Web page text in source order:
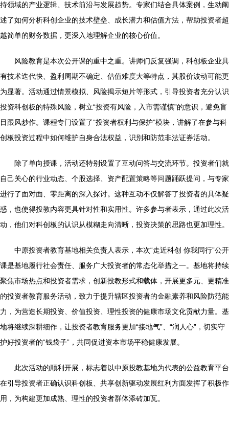
持领域的产业逻辑、技术前沿与发展趋势。专家们结合具体案例，生动阐
述了如何分析科创企业的技术壁垒、成长潜力和估值方法，帮助投资者超
越简单的财务数据，更深入地理解企业的核心价值。
风险教育是本次公开课的重中之重。讲师们反复强调，科创板企业具
有技术迭代快、盈利周期不确定、估值难度大等特点，其股价波动可能更
为显著。活动通过情景模拟、风险揭示短片等形式，引导投资者充分认识
投资科创板的特殊风险，树立“投资有风险，入市需谨慎”的意识，避免盲
目跟风炒作。课程专门设置了“投资者权利与保护”模块，讲解了在参与科
创板投资过程中如何维护自身合法权益，识别和防范非法证券活动。
除了单向授课，活动还特别设置了互动问答与交流环节。投资者们就
自己关心的行业动态、个股选择、资产配置策略等问题踊跃提问，与专家
进行了面对面、零距离的深入探讨。这种互动不仅解答了投资者的具体疑
惑，也使得投教内容更具针对性和实用性。许多参与者表示，通过此次活
动，他们对科创板的认识从模糊走向清晰，投资决策的思路也更加理性。
中原投资者教育基地相关负责人表示，本次“走近科创 你我同行”公开
课是基地履行社会责任、服务广大投资者的常态化举措之一。基地将持续
聚焦市场热点和投资者需求，创新投教形式和载体，开展更多元、更精准
的投资者教育服务活动，致力于提升辖区投资者的金融素养和风险防范能
力，为营造长期投资、价值投资、理性投资的健康市场文化贡献力量。基
地将继续深耕细作，让投资者教育服务更加“接地气”、“润人心”，切实守
护好投资者的“钱袋子”，共同促进资本市场平稳健康发展。
此次活动的顺利开展，标志着以中原投教基地为代表的公益教育平台
在引导投资者正确认识科创板、共享创新驱动发展红利方面发挥了积极作
用，为构建更加成熟、理性的投资者群体添砖加瓦。